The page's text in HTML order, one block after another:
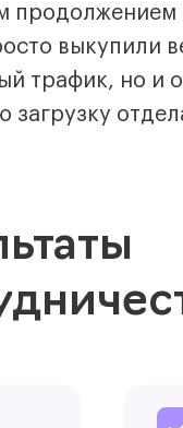
продолжением
выкупили
трафик, но и
загрузку